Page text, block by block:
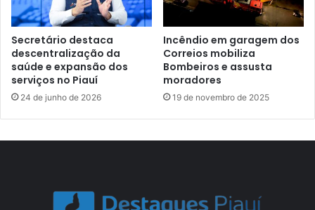
Secretário destaca
descentralização da
saúde e expansão dos
serviços no Piauí
24 de junho de 2026
Incêndio em garagem dos
Correios mobiliza
Bombeiros e assusta
moradores
19 de novembro de 2025